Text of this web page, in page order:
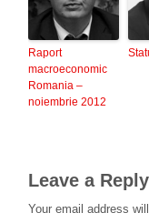
Raport
macroeconomic
Romania –
noiembrie 2012
Leave a Reply
Your email address